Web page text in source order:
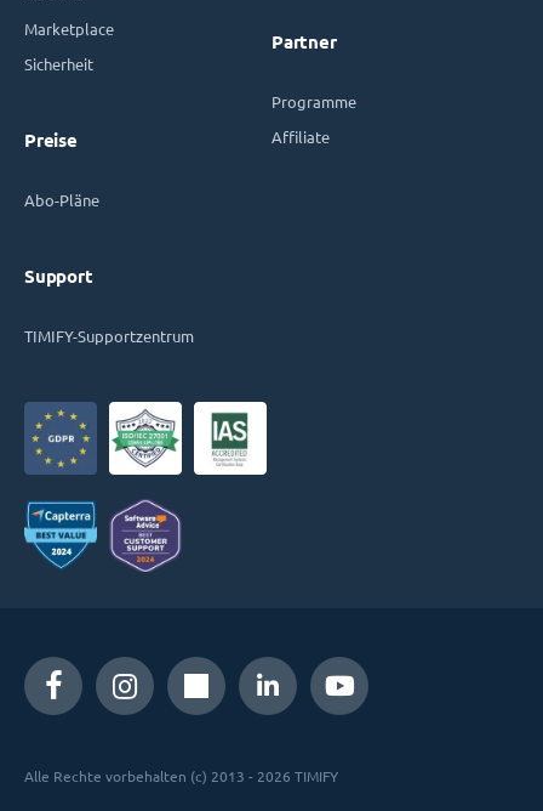
Marketplace
Sicherheit
Preise
Abo-Pläne
Support
TIMIFY-Supportzentrum
Partner
Programme
Affiliate
Alle Rechte vorbehalten (c) 2013 - 2026 TIMIFY